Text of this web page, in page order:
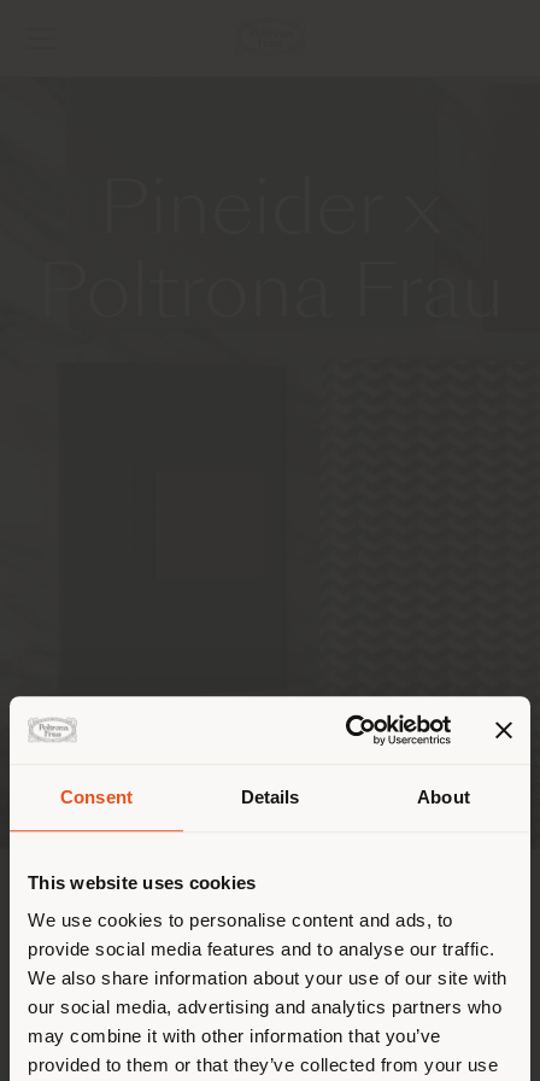
Consent Details About
This website uses cookies
We use cookies to personalise content and ads, to
provide social media features and to analyse our traffic.
We also share information about your use of our site with
our social media, advertising and analytics partners who
may combine it with other information that you’ve
provided to them or that they’ve collected from your use
Pineider et Poltrona Frau vous invitent à découvrir le
plaisir d’écrire en retrouvant ce geste manuel qui
permet de transformer la pensée en mots. L’excellence
de la tradition Pineider rencontre la philosophie de
l’habitat selon Poltrona Frau dans une collaboration
Pays de livraison
Vous naviguez dans un autre
pays que celui où vous vous
trouvez. Nous vous
recommandons de vous
localiser correctement afin de
pouvoir effectuer des achats.